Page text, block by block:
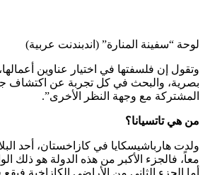
لوحة “سفينة المنارة” (اندبندنت عربية)
وتقول إن فلسفتها في اختيار عناوين
بصرية، والبحث في كل تجربة عن اكتشاف
المشتركة مع وجهة النظر الأخرى”.
من هي تاتسيانا؟
ولدت هارباشيسكايا في كازاخستان، أحد
معاً، فالجزء الأكبر من هذه الدولة هو ذلك